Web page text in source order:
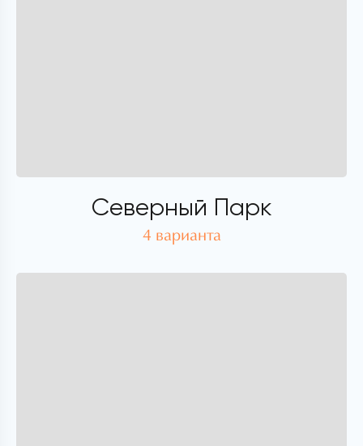
Северный Парк
4 варианта